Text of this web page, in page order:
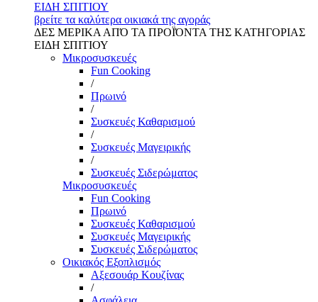
ΕΙΔΗ ΣΠΙΤΙΟΥ
βρείτε τα καλύτερα οικιακά της αγοράς
ΔΕΣ ΜΕΡΙΚΑ ΑΠΌ ΤΑ ΠΡΟΪΌΝΤΑ ΤΗΣ ΚΑΤΗΓΟΡΙΑΣ
ΕΙΔΗ ΣΠΙΤΙΟΥ
Μικροσυσκευές
Fun Cooking
/
Πρωινό
/
Συσκευές Καθαρισμού
/
Συσκευές Μαγειρικής
/
Συσκευές Σιδερώματος
Μικροσυσκευές
Fun Cooking
Πρωινό
Συσκευές Καθαρισμού
Συσκευές Μαγειρικής
Συσκευές Σιδερώματος
Οικιακός Εξοπλισμός
Αξεσουάρ Κουζίνας
/